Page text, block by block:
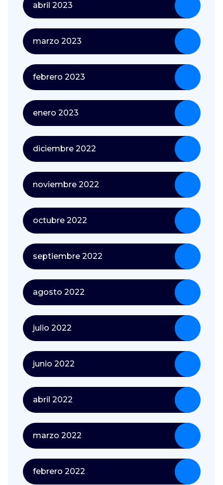
abril 2023
marzo 2023
febrero 2023
enero 2023
diciembre 2022
noviembre 2022
octubre 2022
septiembre 2022
agosto 2022
julio 2022
junio 2022
abril 2022
marzo 2022
febrero 2022